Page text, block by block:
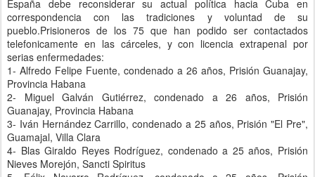
España debe reconsiderar su actual política hacia Cuba en
correspondencia con las tradiciones y voluntad de su
pueblo.Prisioneros de los 75 que han podido ser contactados
telefonicamente en las cárceles, y con licencia extrapenal por
serias enfermedades:
1- Alfredo Felipe Fuente, condenado a 26 años, Prisión Guanajay,
Provincia Habana
2- Miguel Galván Gutiérrez, condenado a 26 años, Prisión
Guanajay, Provincia Habana
3- Iván Hernández Carrillo, condenado a 25 años, Prisión "El Pre",
Guamajal, Villa Clara
4- Blas Giraldo Reyes Rodríguez, condenado a 25 años, Prisión
Nieves Morejón, Sancti Spiritus